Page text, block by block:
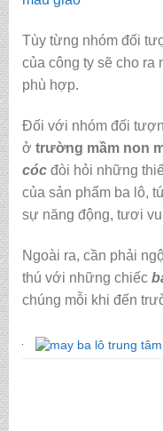
Tùy từng nhóm đối
của công ty sẽ cho ra
phù hợp.
Đối với nhóm đối
ở trường mầm non
cócđòi hỏi những
của sản phẩm ba lô,
sự năng động, tươi
Ngoài ra, cần phải
thú với những chiếc
chúng mỗi khi đến